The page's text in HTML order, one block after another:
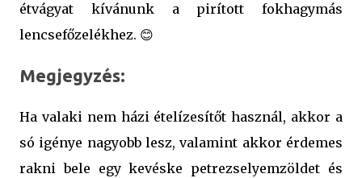
étvágyat kívánunk a pirított fokhagymás
lencsefőzelékhez. 😊
Megjegyzés:
Ha valaki nem házi ételízesítőt használ, akkor a
só igénye nagyobb lesz, valamint akkor érdemes
rakni bele egy kevéske petrezselyemzöldet és